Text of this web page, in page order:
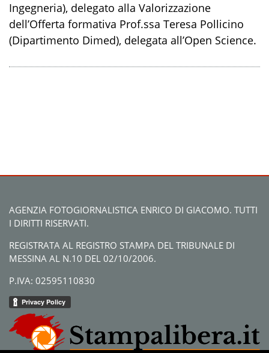
Ingegneria), delegato alla Valorizzazione
dell’Offerta formativa Prof.ssa Teresa Pollicino
(Dipartimento Dimed), delegata all’Open Science.
AGENZIA FOTOGIORNALISTICA ENRICO DI GIACOMO. TUTTI
I DIRITTI RISERVATI.
REGISTRATA AL REGISTRO STAMPA DEL TRIBUNALE DI
MESSINA AL N.10 DEL 02/10/2006.
P.IVA: 02595110830